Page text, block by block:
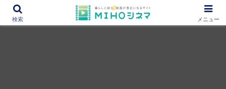
12000作品を紹介！あなたの映画図書館『MIHOシネマ』
検索 メニュー